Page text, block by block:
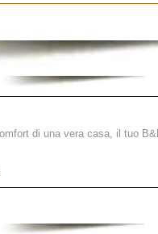
di una vera casa, il tuo